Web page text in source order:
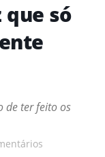
só
de ter feito os